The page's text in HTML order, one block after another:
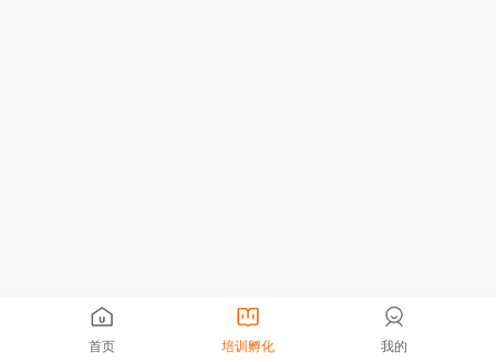
首页 培训孵化 我的